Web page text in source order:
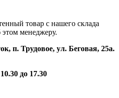
товар с нашего склада
этом менеджеру.
п. Трудовое, ул. Беговая, 25а.
до 17.30